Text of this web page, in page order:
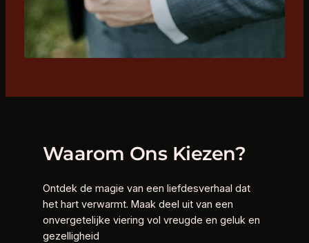
Waarom Ons Kiezen?
Ontdek de magie van een liefdesverhaal dat
het hart verwarmt. Maak deel uit van een
onvergetelijke viering vol vreugde en geluk en
gezelligheid